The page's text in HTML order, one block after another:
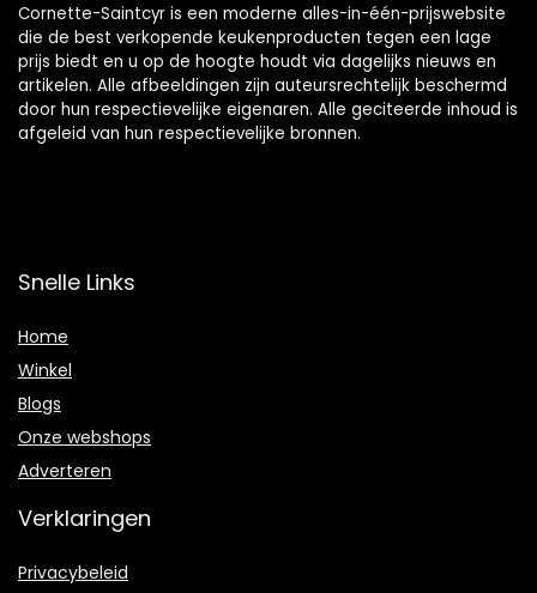
Cornette-Saintcyr is een moderne alles-in-één-prijswebsite
die de best verkopende keukenproducten tegen een lage
prijs biedt en u op de hoogte houdt via dagelijks nieuws en
artikelen. Alle afbeeldingen zijn auteursrechtelijk beschermd
door hun respectievelijke eigenaren. Alle geciteerde inhoud is
afgeleid van hun respectievelijke bronnen.
Snelle Links
Home
Winkel
Blogs
Onze webshops
Adverteren
Verklaringen
Privacybeleid